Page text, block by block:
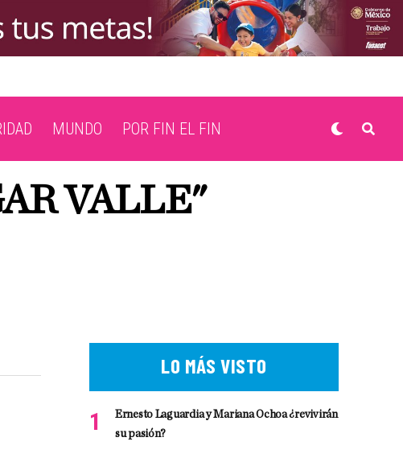
MUNDO POR FIN EL FIN
VALLE"
LO MÁS VISTO
Ernesto Laguardia y Mariana Ochoa ¿revivirán
su pasión?